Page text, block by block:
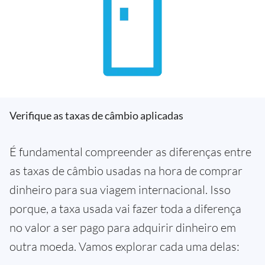
Verifique as taxas de câmbio aplicadas
É fundamental compreender as diferenças entre
as taxas de câmbio usadas na hora de comprar
dinheiro para sua viagem internacional. Isso
porque, a taxa usada vai fazer toda a diferença
no valor a ser pago para adquirir dinheiro em
outra moeda. Vamos explorar cada uma delas: